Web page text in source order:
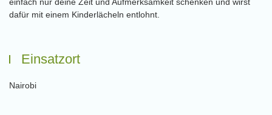
dafür mit einem Kinderlächeln entlohnt.
Einsatzort
Nairobi